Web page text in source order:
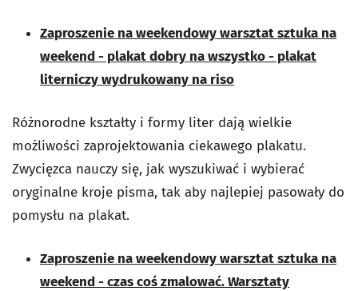
Zaproszenie na weekendowy warsztat sztuka na
weekend - plakat dobry na wszystko - plakat
literniczy wydrukowany na riso
Różnorodne kształty i formy liter dają wielkie
możliwości zaprojektowania ciekawego plakatu.
Zwycięzca nauczy się, jak wyszukiwać i wybierać
oryginalne kroje pisma, tak aby najlepiej pasowały do
pomysłu na plakat.
Zaproszenie na weekendowy warsztat sztuka na
weekend - czas coś zmalować. Warsztaty